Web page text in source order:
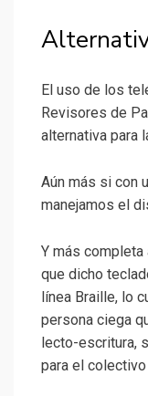
El uso de los
Revisores de
alternativa para
Aún más si con
manejamos el
Y más completa
que dicho
línea Braille, lo
persona ciega
lecto-escritura,
para el